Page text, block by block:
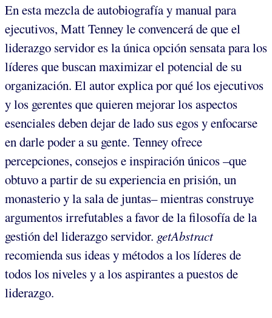
En esta mezcla de autobiografía y manual para
ejecutivos, Matt Tenney le convencerá de que el
liderazgo servidor es la única opción sensata para los
líderes que buscan maximizar el potencial de su
organización. El autor explica por qué los ejecutivos
y los gerentes que quieren mejorar los aspectos
esenciales deben dejar de lado sus egos y enfocarse
en darle poder a su gente. Tenney ofrece
percepciones, consejos e inspiración únicos –que
obtuvo a partir de su experiencia en prisión, un
monasterio y la sala de juntas– mientras construye
argumentos irrefutables a favor de la filosofía de la
gestión del liderazgo servidor. getAbstract
recomienda sus ideas y métodos a los líderes de
todos los niveles y a los aspirantes a puestos de
liderazgo.